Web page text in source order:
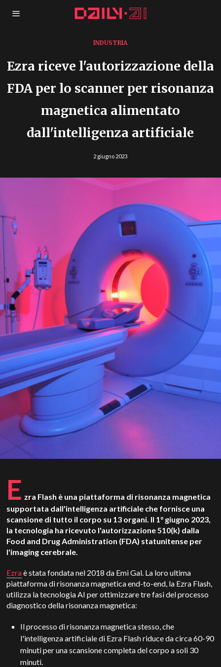
INDUSTRIA
Ezra riceve l'autorizzazione della
FDA per lo scanner per risonanza
magnetica alimentato
dall'intelligenza artificiale
2 giugno 2023
E zra Flash è una piattaforma di risonanza magnetica
supportata dall'intelligenza artificiale che fornisce una
scansione di tutto il corpo su 13 organi. Il 1° giugno 2023,
la tecnologia ha ricevuto l'autorizzazione 510(k) dalla
Food and Drug Administration (FDA) statunitense per
l'imaging cerebrale.
Ezraè stata fondata nel 2018 da Emi Gal. La loro ultima
piattaforma di risonanza magnetica end-to-end, la Ezra Flash,
utilizza la tecnologia AI per ottimizzare tre fasi del processo
diagnostico della risonanza magnetica:
Il processo di risonanza magnetica stesso, che
l'intelligenza artificiale di Ezra Flash riduce da circa 60-90
minuti per una scansione completa del corpo a soli 30
minuti.